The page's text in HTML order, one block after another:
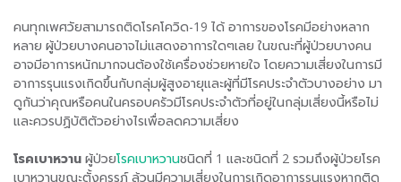
คนทุกเพศวัยสามารถติดโรคโควิด-19 ได้ อาการของโรคมีอย่างหลาก
หลาย ผู้ป่วยบางคนอาจไม่แสดงอาการใดๆเลย ในขณะที่ผู้ป่วยบางคน
อาจมีอาการหนักมากจนต้องใช้เครื่องช่วยหายใจ โดยความเสี่ยงในการมี
อาการรุนแรงเกิดขึ้นกับกลุ่มผู้สูงอายุและผู้ที่มีโรคประจำตัวบางอย่าง มา
ดูกันว่าคุณหรือคนในครอบครัวมีโรคประจำตัวที่อยู่ในกลุ่มเสี่ยงนี้หรือไม่
และควรปฏิบัติตัวอย่างไรเพื่อลดความเสี่ยง
โรคเบาหวาน ผู้ป่วยโรคเบาหวานชนิดที่ 1 และชนิดที่ 2 รวมถึงผู้ป่วยโรค
เบาหวานขณะตั้งครรภ์ ล้วนมีความเสี่ยงในการเกิดอาการรุนแรงหากติด